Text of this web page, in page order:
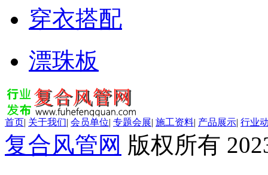
穿衣搭配
漂珠板
首页| 关于我们| 会员单位| 专题会展| 施工资料| 产品展示| 行业
复合风管网 版权所有